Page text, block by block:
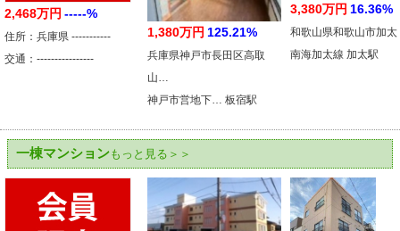
2,468万円 -----%
住所：兵庫県 -----------
交通：----------------
1,380万円 125.21%
兵庫県神戸市長田区高取
山…
神戸市営地下… 板宿駅
3,380万円 16.36%
和歌山県和歌山市加太
南海加太線 加太駅
一棟マンションもっと見る＞＞